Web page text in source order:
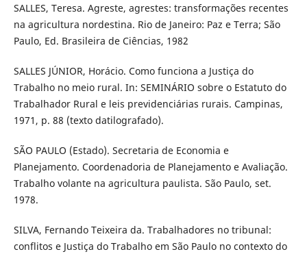
SALLES, Teresa. Agreste, agrestes: transformações recentes
na agricultura nordestina. Rio de Janeiro: Paz e Terra; São
Paulo, Ed. Brasileira de Ciências, 1982
SALLES JÚNIOR, Horácio. Como funciona a Justiça do
Trabalho no meio rural. In: SEMINÁRIO sobre o Estatuto do
Trabalhador Rural e leis previdenciárias rurais. Campinas,
1971, p. 88 (texto datilografado).
SÃO PAULO (Estado). Secretaria de Economia e
Planejamento. Coordenadoria de Planejamento e Avaliação.
Trabalho volante na agricultura paulista. São Paulo, set.
1978.
SILVA, Fernando Teixeira da. Trabalhadores no tribunal:
conflitos e Justiça do Trabalho em São Paulo no contexto do